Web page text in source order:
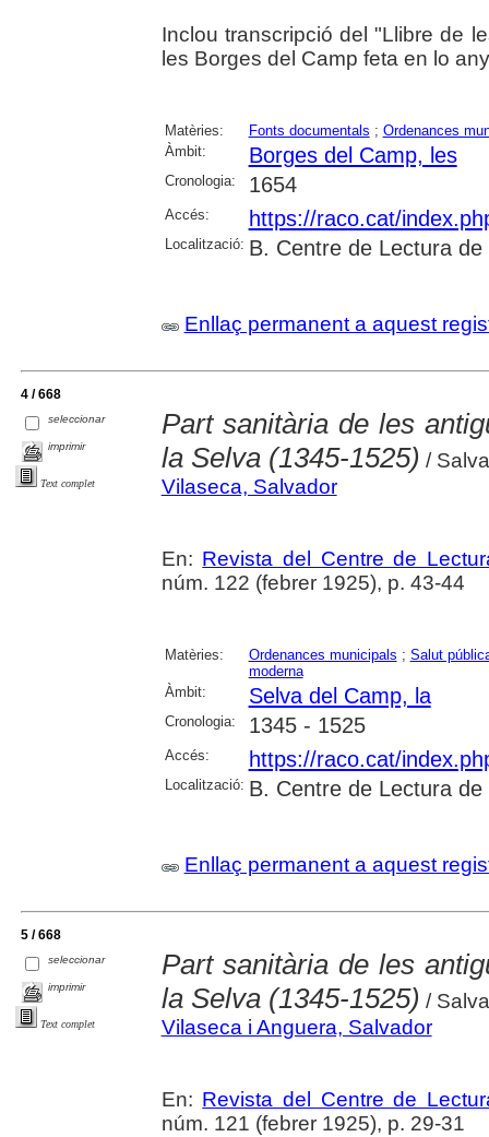
Inclou transcripció del "Llibre de
les Borges del Camp feta en lo
Matèries: Fonts documentals ; Ordenances
Àmbit:
Borges del Camp, les
Cronologia: 1654
Accés: https://raco.cat/
Localització: B. Centre de Lectura de
Enllaç permanent a aquest
4 / 668
seleccionar
imprimir
Text complet
Part sanitària de les
la Selva (1345-1525) /
Vilaseca, Salvador
En: Revista del Centre de
núm. 122 (febrer 1925), p. 43-44
Matèries: Ordenances municipals ; Salut
moderna
Àmbit:
Selva del Camp, la
Cronologia: 1345 - 1525
Accés: https://raco.cat/
Localització: B. Centre de Lectura de
Enllaç permanent a aquest
5 / 668
seleccionar
imprimir
Text complet
Part sanitària de les
la Selva (1345-1525) /
Vilaseca i Anguera, Salvador
En: Revista del Centre de
núm. 121 (febrer 1925), p. 29-31